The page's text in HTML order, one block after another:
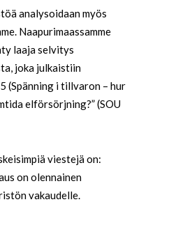
analysoidaan myös
Naapurimaassamme
laaja selvitys
joka julkaistiin
(Spänning i tillvaron – hur
elförsörjning?” (SOU
viestejä on:
on olennainen
vakaudelle.